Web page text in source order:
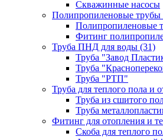
Скважинные насосы
Полипропиленовые трубы
Полипропиленовые
Фитинг
Труба ПНД для воды (31)
Труба "Завод
Труба
Труба "РТП"
Труба для теплого пола и
Труба из сшитого
Труба
Фитинг для отопления и
Скоба для теплого